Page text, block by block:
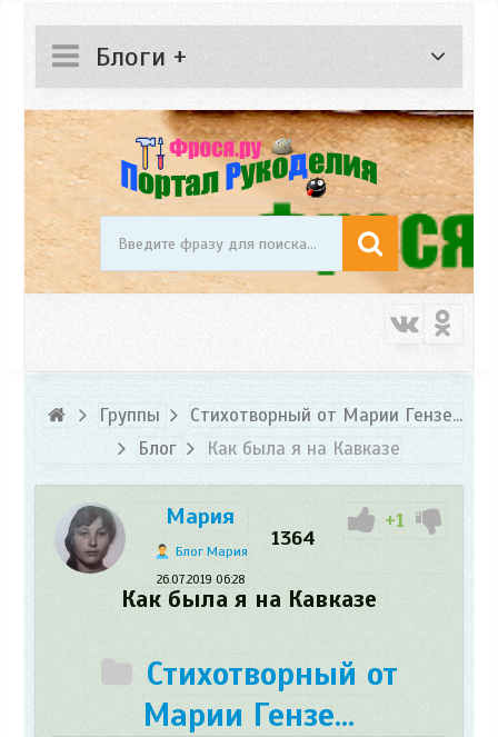
Блоги +
Группы
Стихотворный от Марии Гензе...
Блог
Как была я на Кавказе
Мария
Блог Мария
26.07.2019 06:28
1364
+1
Как была я на Кавказе
Стихотворный от
Марии Гензе...